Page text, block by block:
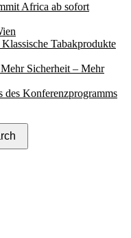
Africa ab sofort
Tabakprodukte
Sicherheit – Mehr
des Konferenzprogramms